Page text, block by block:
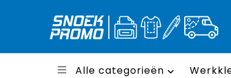
Alle categorieën